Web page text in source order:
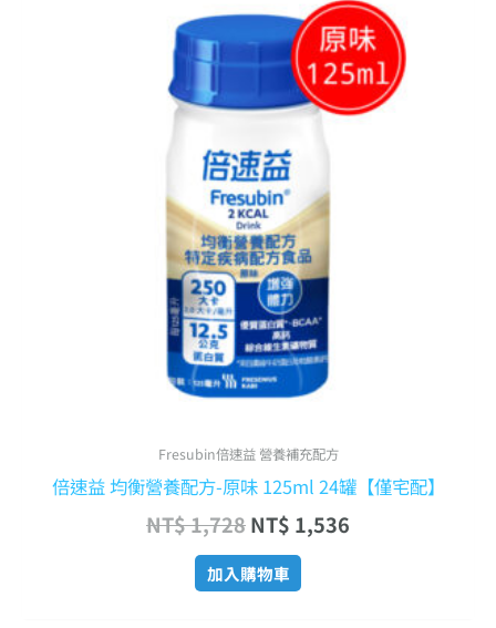
Fresubin倍速益 營養補充配方
倍速益 均衡營養配方-原味 125ml 24罐【僅宅配】
NT$1,728
始
價
格：
NT$ 1,728。
NT$ 1,536
前
價
格：
NT$ 1,536。
加入購物車